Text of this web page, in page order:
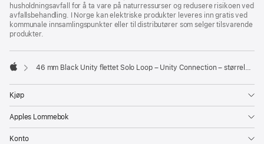
husholdningsavfall for å ta vare på naturressurser og redusere risikoen ved
avfallsbehandling. I Norge kan elektriske produkter leveres inn gratis ved
kommunale innsamlingspunkter eller til distributører som selger tilsvarende
produkter.
46 mm Black Unity flettet Solo Loop – Unity Connection – størrelse 11
Kjøp
Apples Lommebok
Konto